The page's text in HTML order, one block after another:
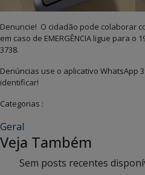
Denuncie! O cidadão pode colaborar
em caso de EMERGÊNCIA ligue para o
3738.
Denúncias use o aplicativo WhatsApp
identificar!
Categorias :
Geral
Veja Também
Sem posts recentes